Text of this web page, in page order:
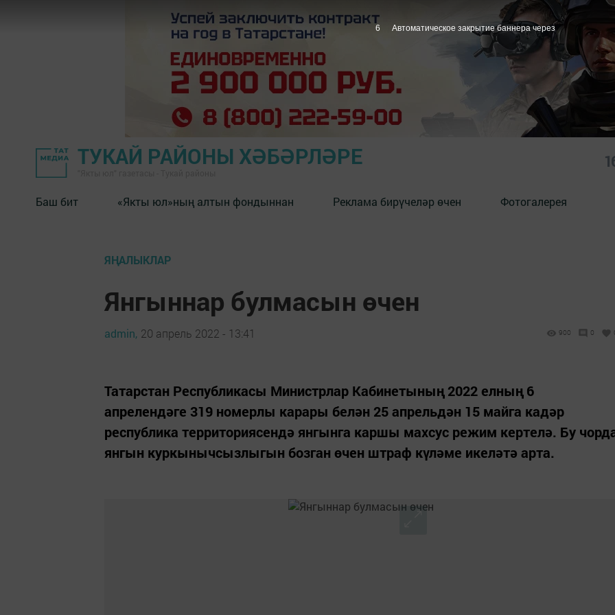
ТУКАЙ РАЙОНЫ ХӘБӘРЛӘРЕ
Баш бит «Якты юл»ның алтын фондыннан Реклама бирүчеләр өчен Фотогалерея
ЯҢАЛЫКЛАР
Янгыннар булмасын өчен
admin, 20 апрель 2022 - 13:41 900 0
Татарстан Республикасы Министрлар Кабинетының 2022 елның 6
апрелендәге 319 номерлы карары белән 25 апрельдән 15 майга кадәр
республика территориясендә янгынга каршы махсус режим кертелә. Бу
янгын куркынычсызлыгын бозган өчен штраф күләме икеләтә арта.
5 Автоматическое закрытие баннера через